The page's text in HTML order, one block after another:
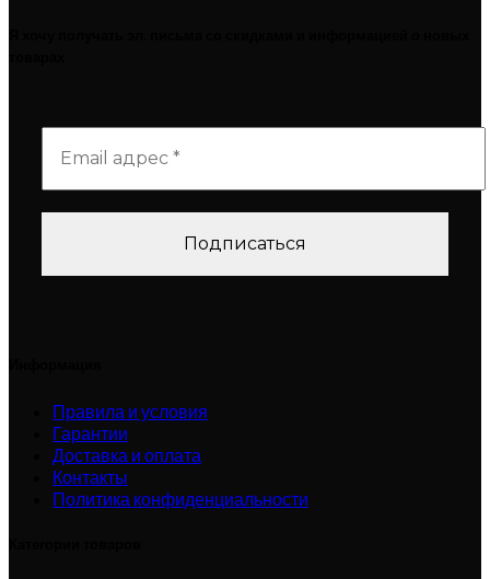
Правила и условия
Гарантии
Доставка и оплата
Контакты
Политика конфиденциальности